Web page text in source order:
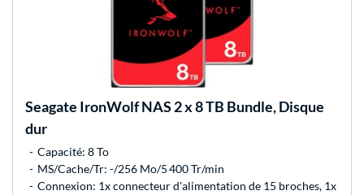
Seagate IronWolf NAS 2 x 8 TB Bundle, Disque
dur
Capacité: 8 To
MS/Cache/Tr: -/256 Mo/5 400 Tr/min
Connexion: 1x connecteur d'alimentation de 15 broches, 1x